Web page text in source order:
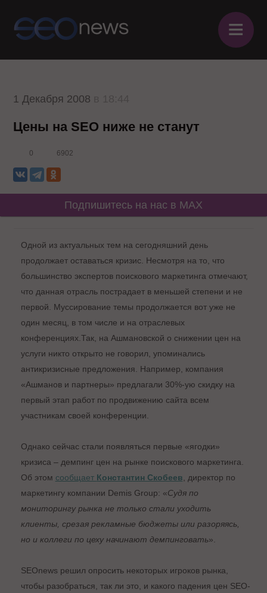
≡
1 Декабря 2008
Цены на SEO ниже не станут
0 6902
Подпишитесь на нас в MAX
Одной из актуальных тем на сегодняшний день
продолжает оставаться кризис. Несмотря на то, что
большинство экспертов поискового маркетинга отмечают,
что данная отрасль пострадает в меньшей степени и не
первой. Муссирование темы продолжается вот уже не
один месяц, в том числе и на отраслевых
конференциях.Так, на Ашмановской о снижении цен на
услуги никто открыто не говорил, упоминались
антикризисные предложения. Например, компания
«Ашманов и партнеры» предлагали 30%-ую скидку на
первый этап работ по продвижению сайта всем
участникам своей конференции.
Однако сейчас стали появляться первые «ягодки»
кризиса – демпинг цен на рынке поискового маркетинга.
Об этом сообщает Константин Скобеев , директор по
маркетингу компании Demis Group: «Судя по
мониторингу рынка не только стали уходить
клиенты, срезая рекламные бюджеты или разоряясь,
но и коллеги по цеху начинают демпинговать».
SEOnews решил опросить некоторых игроков рынка,
чтобы разобраться, так ли это, и какого падения цен SEO-